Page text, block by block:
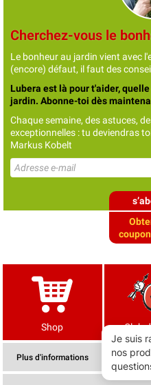
Cherchez-vous le
Le bonheur au jardin vient avec
(encore) défaut, il faut des
Lubera est là pour t'aider,
jardin. Abonne-toi dès
Chaque semaine, des astuces,
exceptionnelles : tu deviendras
Markus Kobelt
Shop Club
Plus d'informations